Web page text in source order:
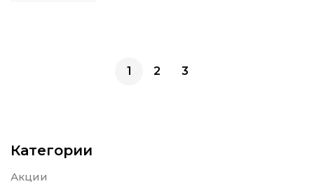
Категории
Акции
1 2 3